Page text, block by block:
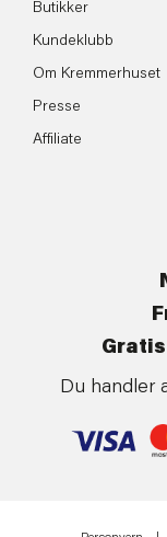
Butikker
Kundeklubb
Om Kremmerhuset
Presse
Affiliate
Du handler